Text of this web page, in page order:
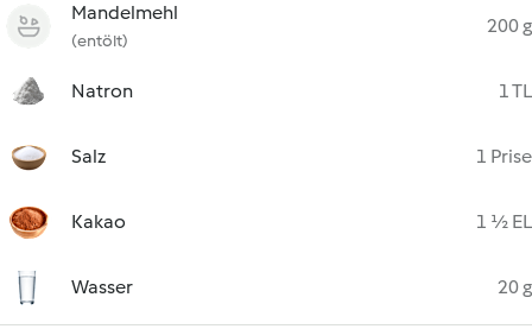
Mandelmehl
(entölt)
200 g
Natron 1 TL
Salz 1 Prise
Kakao 1 ½ EL
Wasser 20 g